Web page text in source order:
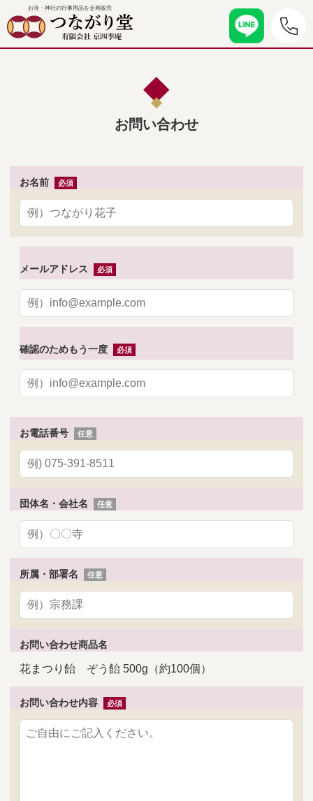
お寺・神社の行事用品を企画販売
お問い合わせ
お名前
メールアドレス
確認のためもう一度
お電話番号
団体名・会社名
所属・部署名
お問い合わせ商品名
花まつり飴 ぞう飴 500g（約100個）
お問い合わせ内容